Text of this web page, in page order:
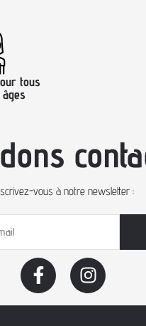
tous
vous à notre newsletter :